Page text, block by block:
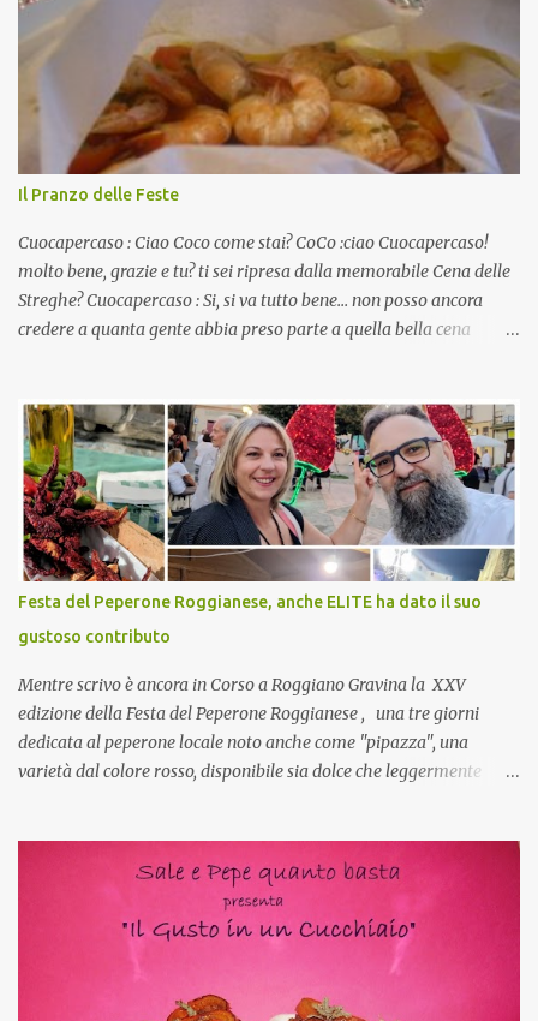
Il Pranzo delle Feste
Cuocapercaso : Ciao Coco come stai? CoCo :ciao Cuocapercaso!
molto bene, grazie e tu? ti sei ripresa dalla memorabile Cena delle
Streghe? Cuocapercaso : Si, si va tutto bene… non posso ancora
credere a quanta gente abbia preso parte a quella bella cena
pranzo, racconta un po'! Perchè io avrò ospiti e cerco degli spunti...
Cuocapercaso : A dire il vero domenica prossima non preparo
nulla perché vado al Pranzo Aziendale di fine anno organizzato dai
mie capi! CoCo : Pranzo aziendale? Una bella idea! Cuocapercaso :
si, è un modo per riunirsi tutti a fine anno e tirare le somme…
naturalmente mangiando tutti insieme, con grande convivialità!
CoCo : è naturale il cibo, come sappiamo bene, funziona spesso da
collante e anche nel lavoro riesce a creare spesso l’ambiente
favorevole per molte belle opportunità, non trovi? Cuocapercaso :
Si, concordo! …addirittura si dice...
Festa del Peperone Roggianese, anche ELITE ha dato il suo
gustoso contributo
Mentre scrivo è ancora in Corso a Roggiano Gravina la XXV
edizione della Festa del Peperone Roggianese , una tre giorni
dedicata al peperone locale noto anche come "pipazza", una
varietà dal colore rosso, disponibile sia dolce che leggermente
(Pat) della Calabria. Un ingrediente versatile in cucina, utilizzato
fresco o essiccato in ricette della tradizione o in piatti innovativi.
Durante la prima serata dell'evento abbiamo avuto prova della
versatilità di questo ingrediente durante il "2° Concorso
Gastronomico di piatti a base di peperone Roggianese" ideato da
Gina Santagata , presidente dell'associazione Mongolfiera, che ha